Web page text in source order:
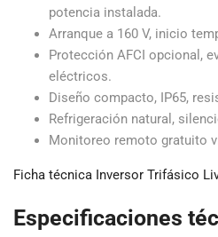
potencia instalada.
Arranque a 160 V, inicio
Protección AFCI opcional,
eléctricos.
Diseño compacto, IP65,
Refrigeración natural,
Monitoreo remoto gratuito
Ficha técnica Inversor Trifásico
Especificaciones